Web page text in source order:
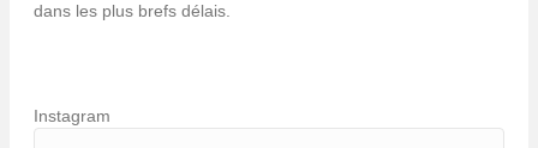
dans les plus brefs délais.
Instagram